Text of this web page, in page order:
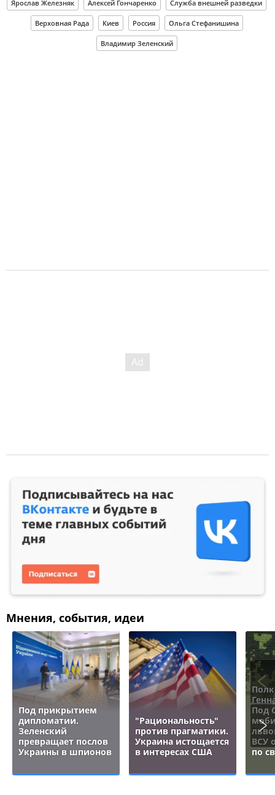
Ярослав Железняк Алексей Гончаренко Служба внешней разведки
Верховная Рада Киев Россия Ольга Стефанишина
Владимир Зеленский
Мнения, события, идеи
Под прикрытием
дипломатии.
Зеленский
превращает послов
Украины в шпионов
"Рациональность"
против прагматики.
Украина истощается
в интересах США
Под
ВСУ
по